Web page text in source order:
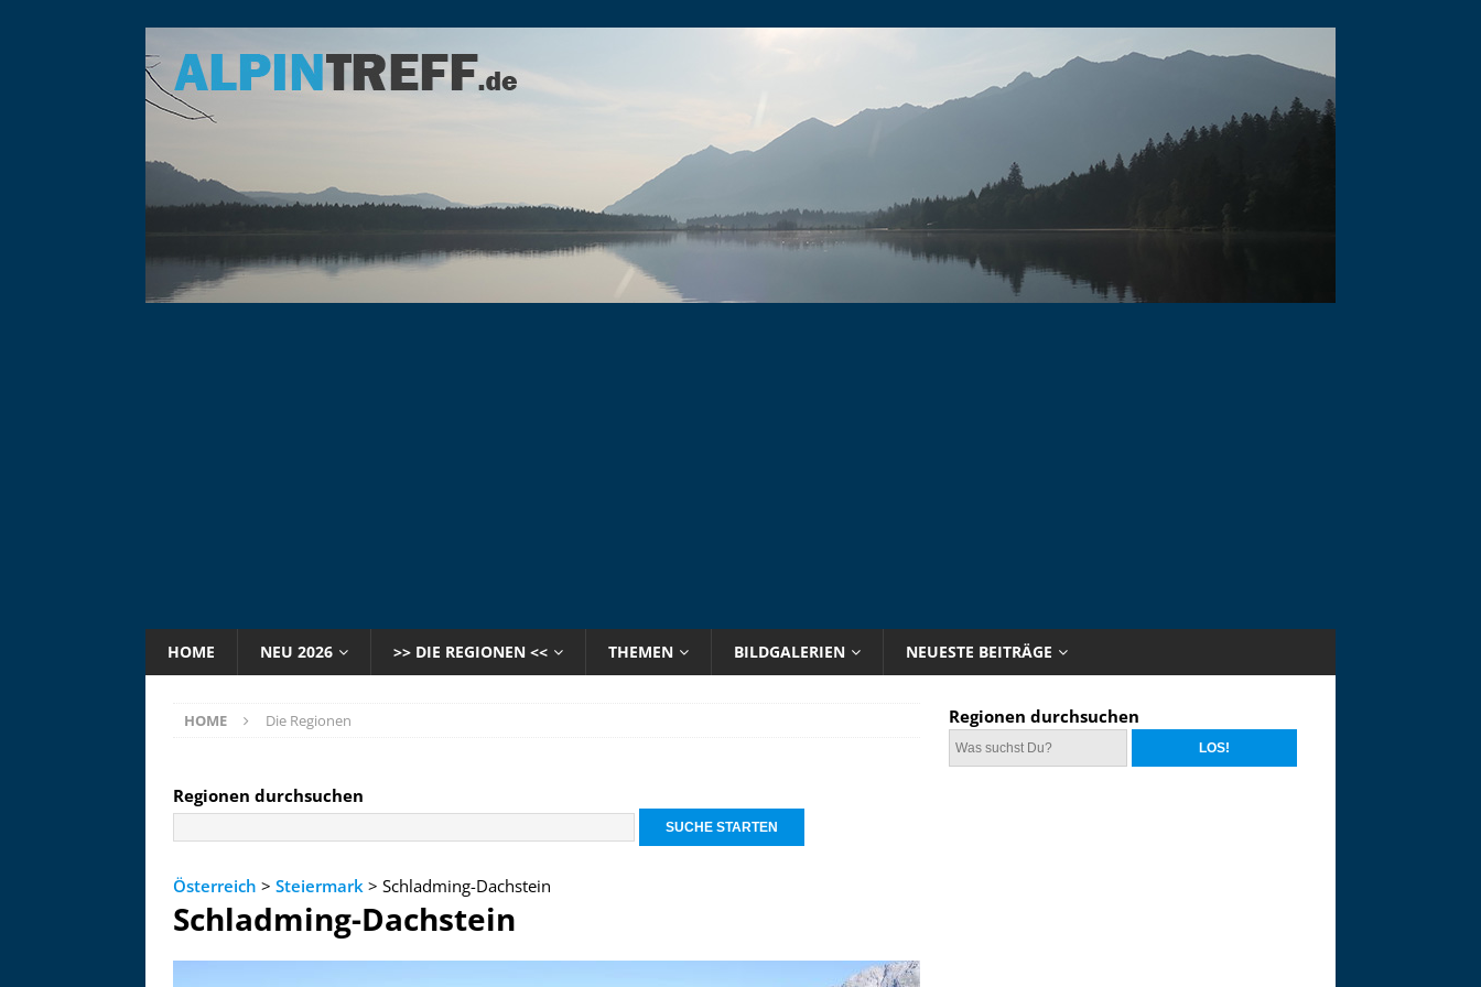
HOME NEU 2026 >> DIE REGIONEN << THEMEN BILDGALERIEN NEUESTE BEITRÄGE
HOME Die Regionen
Regionen durchsuchen
Österreich > Steiermark > Schladming-Dachstein
Schladming-Dachstein
Regionen durchsuchen